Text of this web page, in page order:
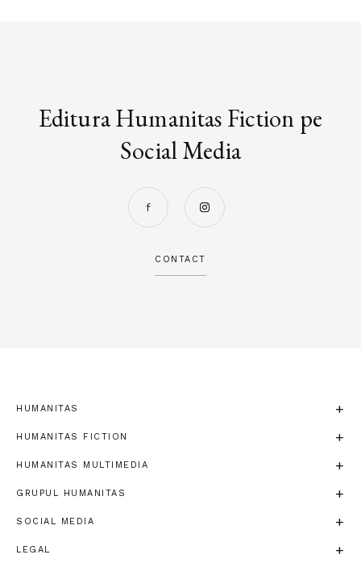
Editura Humanitas Fiction pe
Social Media
CONTACT
HUMANITAS
HUMANITAS FICTION
HUMANITAS MULTIMEDIA
GRUPUL HUMANITAS
SOCIAL MEDIA
LEGAL